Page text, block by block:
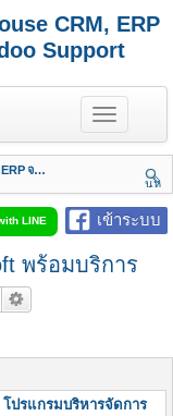
CRM, ERP
Support
T
o
g
e
n
a
i
g
n
MDERP - ระบบ ERP จาก MDSoft พร้อมบริการ
นห
า
เข้าระบบ
LINE
พร้อมบริการ
ปรแกรมบริหารจัดการ